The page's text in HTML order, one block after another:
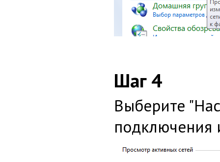
Шаг 4
Выберите
подключения